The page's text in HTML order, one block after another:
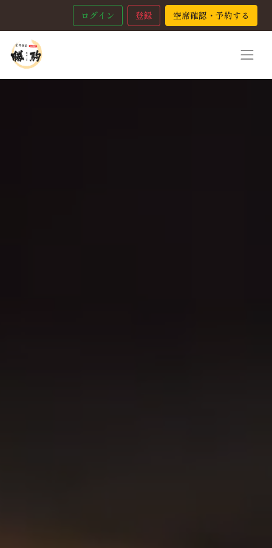
ログイン 登録 空席確認・予約する